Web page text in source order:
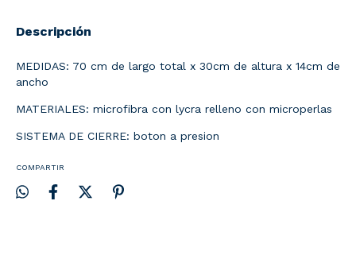
Descripción
MEDIDAS: 70 cm de largo total x 30cm de altura x 14cm de
ancho
MATERIALES: microfibra con lycra relleno con microperlas
SISTEMA DE CIERRE: boton a presion
COMPARTIR